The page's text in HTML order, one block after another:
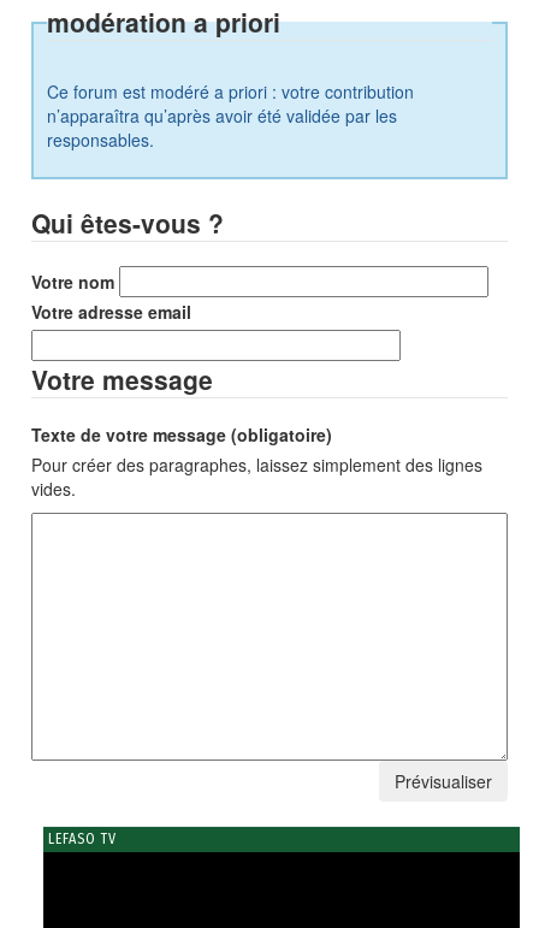
modération a priori
Ce forum est modéré a priori : votre contribution
n’apparaîtra qu’après avoir été validée par les
responsables.
Qui êtes-vous ?
Votre nom
Votre adresse email
Votre message
Texte de votre message (obligatoire)
Pour créer des paragraphes, laissez simplement des lignes
vides.
LEFASO TV